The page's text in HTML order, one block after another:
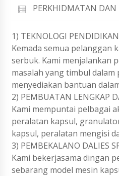
PERKHIDMATAN
1) TEKNOLOGI
Kemada semua pelanggan
serbuk. Kami menjalankan
masalah yang timbul
menyediakan bantuan
2) PEMBUATAN LENGKAP
Kami mempuntai pelbagai
peralatan kapsul,
kapsul, peralatan mengisi
3) PEMBEKALANO DALIES
Kami bekerjasama dingan
sebarang model mesin